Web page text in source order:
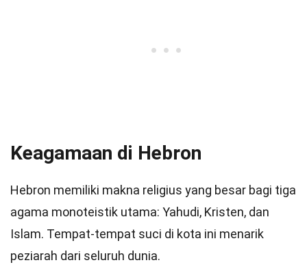
Keagamaan di Hebron
Hebron memiliki makna religius yang besar bagi tiga
agama monoteistik utama: Yahudi, Kristen, dan
Islam. Tempat-tempat suci di kota ini menarik
peziarah dari seluruh dunia.